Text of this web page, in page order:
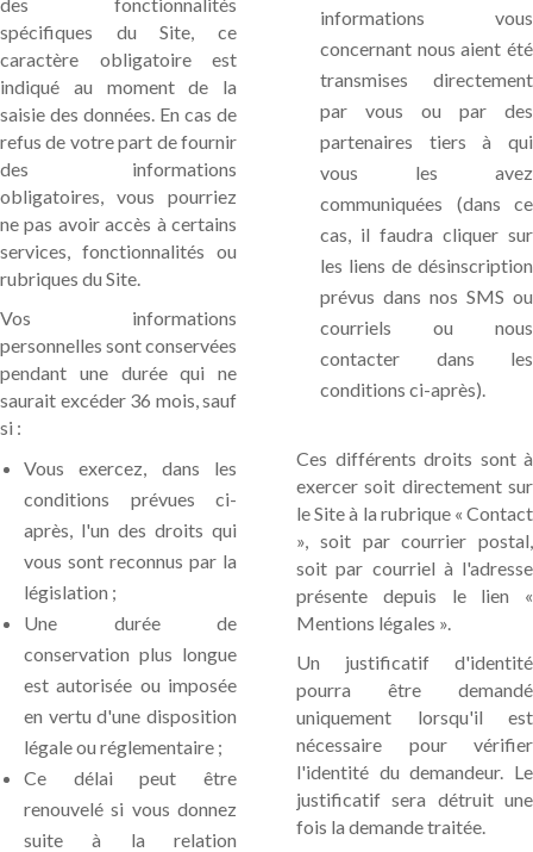
spécifiques du Site, ce
caractère obligatoire est
indiqué au moment de la
saisie des données. En cas de
refus de votre part de fournir
des informations
obligatoires, vous pourriez
ne pas avoir accès à certains
services, fonctionnalités ou
rubriques du Site.
Vos informations
personnelles sont conservées
pendant une durée qui ne
saurait excéder 36 mois, sauf
si :
Vous exercez, dans les
conditions prévues ci-
après, l'un des droits qui
vous sont reconnus par la
législation ;
Une durée de
conservation plus longue
est autorisée ou imposée
en vertu d'une disposition
légale ou réglementaire ;
Ce délai peut être
renouvelé si vous donnez
suite à la relation
informations vous
concernant nous aient été
transmises directement
par vous ou par des
partenaires tiers à qui
vous les avez
communiquées (dans ce
cas, il faudra cliquer sur
les liens de désinscription
prévus dans nos SMS ou
courriels ou nous
contacter dans les
conditions ci-après).
Ces différents droits sont à
exercer soit directement sur
le Site à la rubrique « Contact
», soit par courrier postal,
soit par courriel à l'adresse
présente depuis le lien «
Mentions légales ».
Un justificatif d'identité
pourra être demandé
uniquement lorsqu'il est
nécessaire pour vérifier
l'identité du demandeur. Le
justificatif sera détruit une
fois la demande traitée.